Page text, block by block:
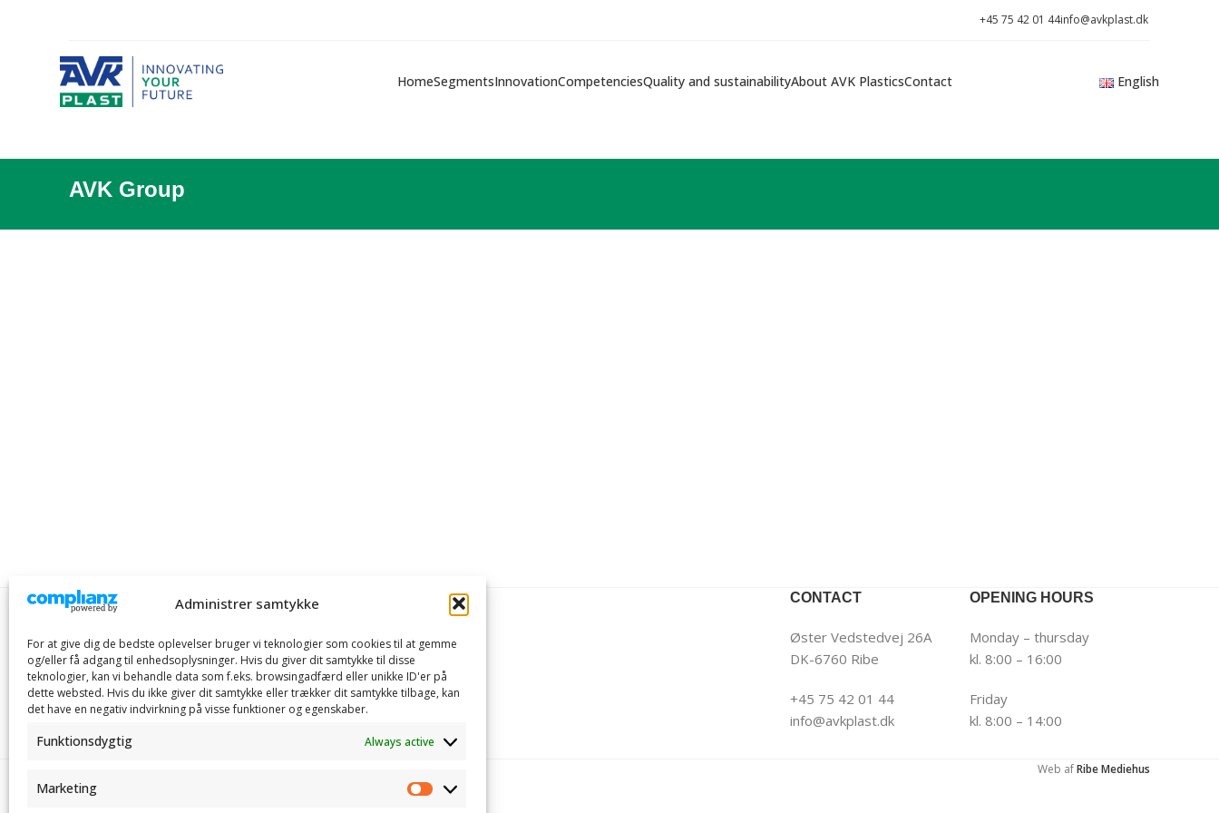
Administrer samtykke
For at give dig de bedste oplevelser bruger vi teknologier som cookies til at gemme
og/eller få adgang til enhedsoplysninger. Hvis du giver dit samtykke til disse
teknologier, kan vi behandle data som f.eks. browsingadfærd eller unikke ID'er på
dette websted. Hvis du ikke giver dit samtykke eller trækker dit samtykke tilbage, kan
det have en negativ indvirkning på visse funktioner og egenskaber.
Funktionsdygtig Always active
Marketing
Marketing
+45 75 42 01 44info@avkplast.dk
HomeSegmentsInnovationCompetenciesQuality and sustainabilityAbout AVK PlasticsContact English
AVK Group
CONTACT
Øster Vedstedvej 26A
DK-6760 Ribe
+45 75 42 01 44
info@avkplast.dk
OPENING HOURS
Monday – thursday
kl. 8:00 – 16:00
Friday
kl. 8:00 – 14:00
Web afRibe Mediehus